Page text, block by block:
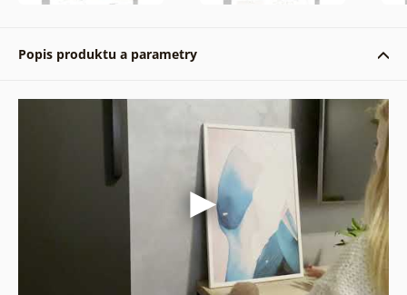
Popis produktu a parametry